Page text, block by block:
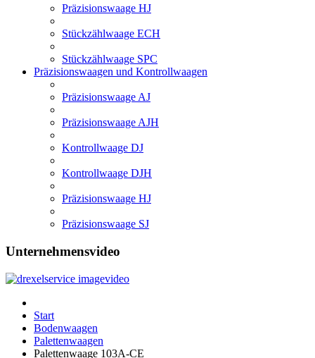
Präzisionswaage HJ
Stückzählwaage ECH
Stückzählwaage SPC
Präzisionswaagen und Kontrollwaagen
Präzisionswaage AJ
Präzisionswaage AJH
Kontrollwaage DJ
Kontrollwaage DJH
Präzisionswaage HJ
Präzisionswaage SJ
Unternehmensvideo
Start
Bodenwaagen
Palettenwaagen
Palettenwaage 103A-CE